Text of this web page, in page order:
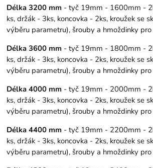
Délka 3200 mm - tyč 19mm - 1600mm -
ks, držák - 3ks, koncovka - 2ks, kroužek se
výběru parametru), šrouby a hmoždinky
Délka 3600 mm - tyč 19mm - 1800mm -
ks, držák - 3ks, koncovka - 2ks, kroužek se
výběru parametru), šrouby a hmoždinky
Délka 4000 mm - tyč 19mm - 2000mm -
ks, držák - 3ks, koncovka - 2ks, kroužek se
výběru parametru), šrouby a hmoždinky
Délka 4400 mm - tyč 19mm - 2200mm -
ks, držák - 3ks, koncovka - 2ks, kroužek se
výběru parametru), šrouby a hmoždinky